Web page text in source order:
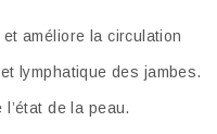
et améliore la circulation
lymphatique des jambes.
l’état de la peau.